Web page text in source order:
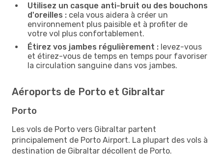
Utilisez un casque anti-bruit ou des bouchons
d'oreilles : cela vous aidera à créer un
environnement plus paisible et à profiter de
votre vol plus confortablement.
Étirez vos jambes régulièrement : levez-vous
et étirez-vous de temps en temps pour favoriser
la circulation sanguine dans vos jambes.
Aéroports de Porto et Gibraltar
Porto
Les vols de Porto vers Gibraltar partent
principalement de Porto Airport. La plupart des vols à
destination de Gibraltar décollent de Porto.